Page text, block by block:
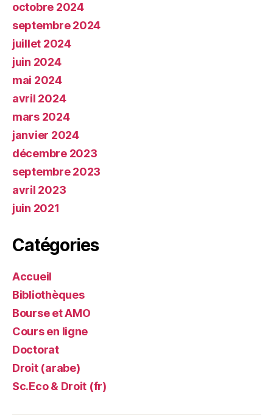
octobre 2024
septembre 2024
juillet 2024
juin 2024
mai 2024
avril 2024
mars 2024
janvier 2024
décembre 2023
septembre 2023
avril 2023
juin 2021
Catégories
Accueil
Bibliothèques
Bourse et AMO
Cours en ligne
Doctorat
Droit (arabe)
Sc.Eco & Droit (fr)